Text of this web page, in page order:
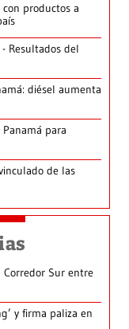
productos a
Resultados del
diésel aumenta
para
de las
Sur entre
y firma paliza en